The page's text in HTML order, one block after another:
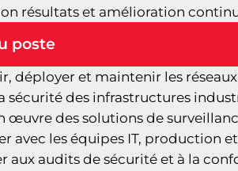
résultats et amélioration
poste
déployer et maintenir les
sécurité des infrastructures
œuvre des solutions de
avec les équipes IT, production
aux audits de sécurité et à la